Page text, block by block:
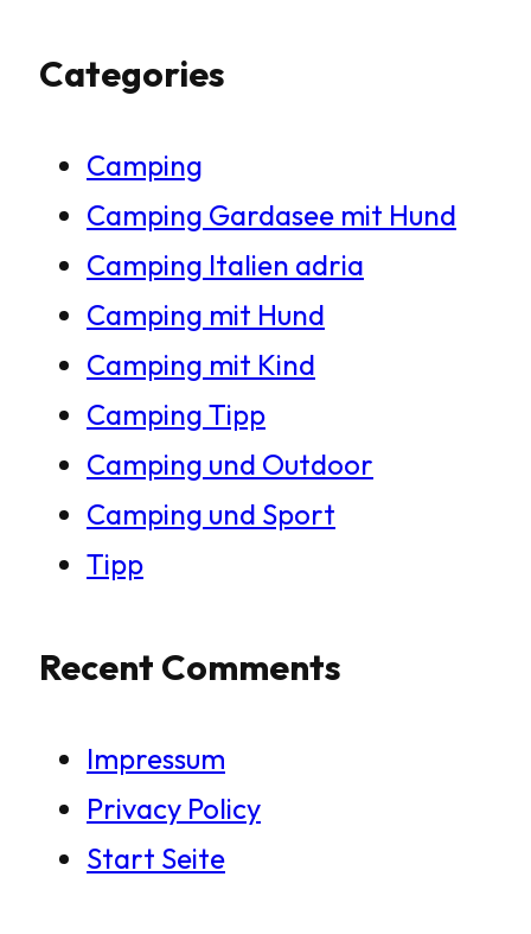
c
Categories
Camping
Camping Gardasee mit Hund
Camping Italien adria
Camping mit Hund
Camping mit Kind
Camping Tipp
Camping und Outdoor
Camping und Sport
Tipp
Recent Comments
Impressum
Privacy Policy
Start Seite